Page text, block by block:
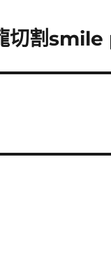
切割